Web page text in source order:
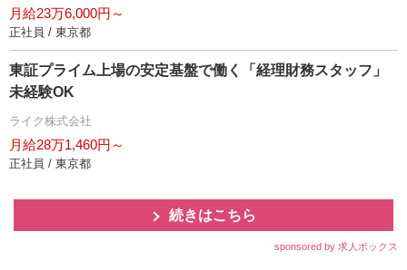
月給23万6,000円～
正社員 / 東京都
東証プライム上場の安定基盤で働く「経理財務スタッフ」
未経験OK
ライク株式会社
月給28万1,460円～
正社員 / 東京都
続きはこちら
sponsored by 求人ボックス